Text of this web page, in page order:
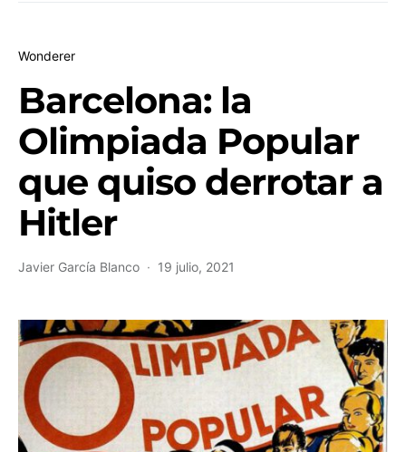
Wonderer
Barcelona: la
Olimpiada Popular
que quiso derrotar a
Hitler
Javier García Blanco 19 julio, 2021